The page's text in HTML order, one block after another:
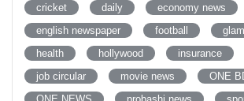
cricket
daily
economy news
english newspaper
football
health
hollywood insurance
job circular
movie news
ONE